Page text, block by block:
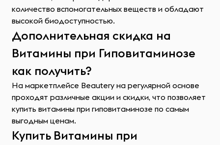
количество вспомогательных веществ и обладают
высокой биодоступностью.
Дополнительная скидка на
Витамины при Гиповитаминозе
как получить?
На маркетплейсе Beautery на регулярной основе
проходят различные акции и скидки, что позволяет
купить витамины при гиповитаминозе по самым
выгодным ценам.
Купить Витамины при